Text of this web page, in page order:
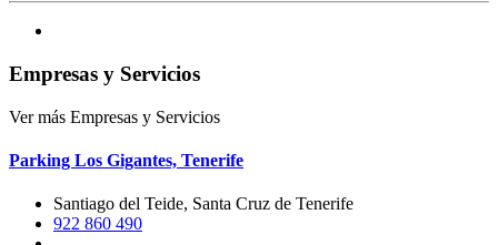
Empresas y Servicios
Ver más Empresas y Servicios
Parking Los Gigantes, Tenerife
Santiago del Teide, Santa Cruz de Tenerife
922 860 490